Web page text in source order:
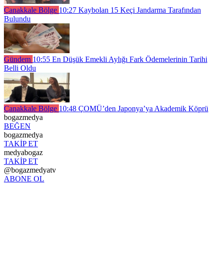
Çanakkale Bölge 10:27 Kaybolan 15 Keçi Jandarma Tarafından
Bulundu
Gündem 10:55 En Düşük Emekli Aylığı Fark Ödemelerinin Tarihi
Belli Oldu
Çanakkale Bölge 10:48 ÇOMÜ’den Japonya’ya Akademik Köprü
bogazmedya
BEĞEN
bogazmedya
TAKİP ET
medyabogaz
TAKİP ET
@bogazmedyatv
ABONE OL